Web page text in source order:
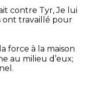
contre Tyr,Je lui
ont travaillé pour
force à la maison
au milieu d’eux;